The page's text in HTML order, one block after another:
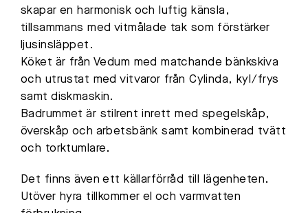
skapar en harmonisk och luftig känsla,
tillsammans med vitmålade tak som förstärker
ljusinsläppet.
Köket är från Vedum med matchande bänkskiva
och utrustat med vitvaror från Cylinda, kyl/frys
samt diskmaskin.
Badrummet är stilrent inrett med spegelskåp,
överskåp och arbetsbänk samt kombinerad tvätt
och torktumlare.
Det finns även ett källarförråd till lägenheten.
Utöver hyra tillkommer el och varmvatten